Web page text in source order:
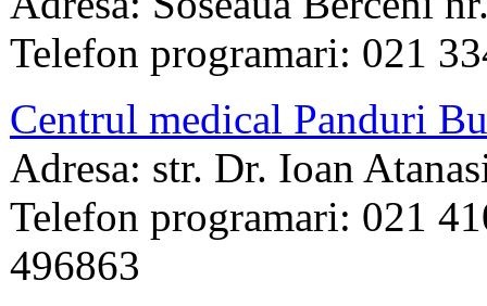
Telefon programari: 021
Centrul medical Panduri
Adresa: str. Dr. Ioan
Telefon programari: 021
496863